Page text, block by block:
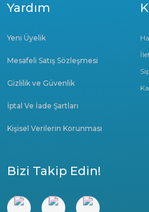
Yardım
Yeni Üyelik
Mesafeli Satış Sözleşmesi
Gizlilik ve Güvenlik
İptal Ve İade Şartları
Kişisel Verilerin Korunması
Bizi Takip Edin!